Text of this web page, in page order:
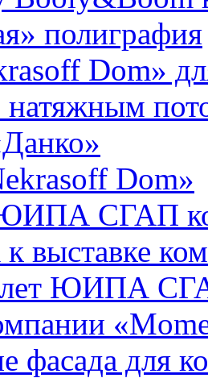
полиграфия
Dom»
натяжным
Dom»
СГАП
к выставке
ЮИПА
фасада для